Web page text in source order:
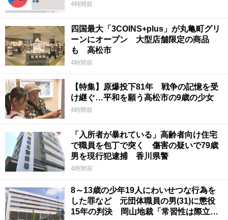
4時間前
四国最大「3COINS+plus」が丸亀町グリ
ーンにオープン 大型店舗限定の商品
も 高松市
4時間前
【特集】原爆投下81年 戦争の記憶を受
け継ぐ…平和を願う高松市の9歳の少女
4時間前
「入所者が暴れている」高齢者向け住宅
で職員を包丁で突く 傷害の疑いで79歳
男を現行犯逮捕 香川県警
4時間前
8～13歳の少年19人にわいせつな行為を
した罪など 元団体職員の男(31)に懲役
15年の判決 岡山地裁「常習性は際立っ